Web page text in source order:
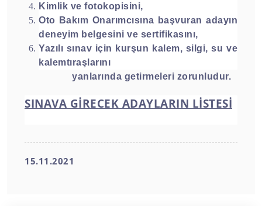
Kimlik ve fotokopisini,
Oto Bakım Onarımcısına başvuran adayın
deneyim belgesini ve sertifikasını,
Yazılı sınav için kurşun kalem, silgi, su ve
kalemtıraşlarını
yanlarında getirmeleri zorunludur.
SINAVA GİRECEK ADAYLARIN LİSTESİ
15.11.2021